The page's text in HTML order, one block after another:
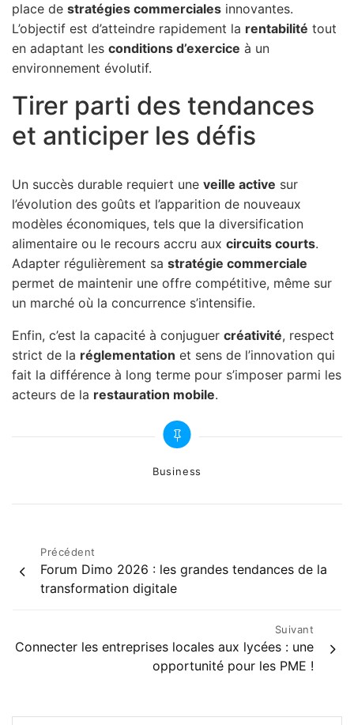
place de stratégies commerciales innovantes.
L’objectif est d’atteindre rapidement la rentabilité tout
en adaptant les conditions d’exercice à un
environnement évolutif.
Tirer parti des tendances
et anticiper les défis
Un succès durable requiert une veille active sur
l’évolution des goûts et l’apparition de nouveaux
modèles économiques, tels que la diversification
alimentaire ou le recours accru aux circuits courts.
Adapter régulièrement sa stratégie commerciale
permet de maintenir une offre compétitive, même sur
un marché où la concurrence s’intensifie.
Enfin, c’est la capacité à conjuguer créativité, respect
strict de la réglementation et sens de l’innovation qui
fait la différence à long terme pour s’imposer parmi les
acteurs de la restauration mobile.
Categories
Business
Navigation
de
Précédent
Forum Dimo 2026 : les grandes tendances de la
transformation digitale
Suivant
Connecter les entreprises locales aux lycées : une
opportunité pour les PME !